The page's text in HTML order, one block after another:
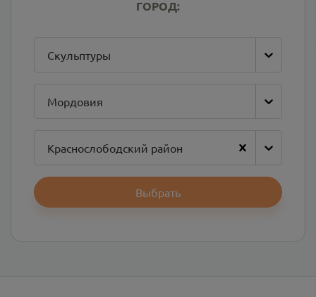
ГОРОД:
Скульптуры
Мордовия
Краснослободский район
Выбрать